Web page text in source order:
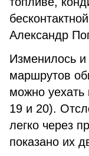
Александр
Изменилось и
маршрутов
можно
19 и 20).
легко через
показано их